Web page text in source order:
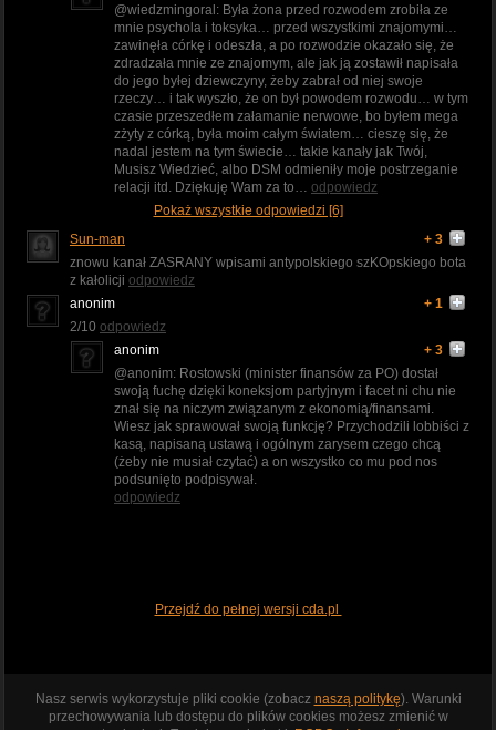
@wiedzmingoral: Była żona przed rozwodem zrobiła ze
mnie psychola i toksyka… przed wszystkimi znajomymi…
zawinęła córkę i odeszła, a po rozwodzie okazało się, że
zdradzała mnie ze znajomym, ale jak ją zostawił napisała
do jego byłej dziewczyny, żeby zabrał od niej swoje
rzeczy… i tak wyszło, że on był powodem rozwodu… w tym
czasie przeszedłem załamanie nerwowe, bo byłem mega
zżyty z córką, była moim całym światem… cieszę się, że
nadal jestem na tym świecie… takie kanały jak Twój,
Musisz Wiedzieć, albo DSM odmieniły moje postrzeganie
relacji itd. Dziękuję Wam za to… odpowiedz
Pokaż wszystkie odpowiedzi [6]
Sun-man
+ 3
znowu kanał ZASRANY wpisami antypolskiego szKOpskiego bota
z kałolicji odpowiedz
anonim
+ 1
2/10 odpowiedz
anonim
+ 3
@anonim: Rostowski (minister finansów za PO) dostał
swoją fuchę dzięki koneksjom partyjnym i facet ni chu nie
znał się na niczym związanym z ekonomią/finansami.
Wiesz jak sprawował swoją funkcję? Przychodzili lobbiści z
kasą, napisaną ustawą i ogólnym zarysem czego chcą
(żeby nie musiał czytać) a on wszystko co mu pod nos
podsunięto podpisywał.
odpowiedz
Przejdź do pełnej wersji cda.pl
Nasz serwis wykorzystuje pliki cookie (zobacz naszą politykę). Warunki
przechowywania lub dostępu do plików cookies możesz zmienić w